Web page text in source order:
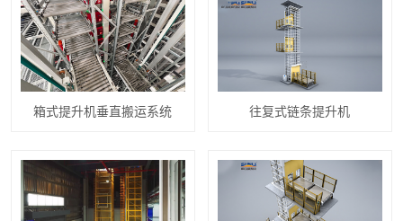
箱式提升机垂直搬运系统 往复式链条提升机